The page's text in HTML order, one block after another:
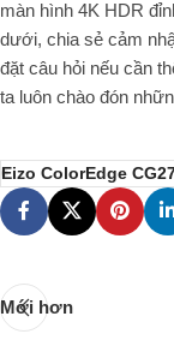
màn hình 4K HDR
dưới, chia sẻ cảm
đặt câu hỏi nếu cần
ta luôn chào đón
Eizo ColorEdge
Mới hơn